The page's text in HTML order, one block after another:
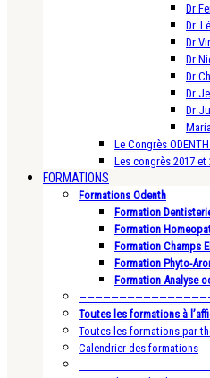
Dr
Dr.
Dr
Dr
Dr
Dr
Dr
Le Congrès
Les congrès 2017 et
FORMATIONS
Formations Odenth
Formation
Formation
Formation Champs
Formation Phyto-
Formation Analyse
Toutes les formations à
Toutes les formations par
Calendrier des formations